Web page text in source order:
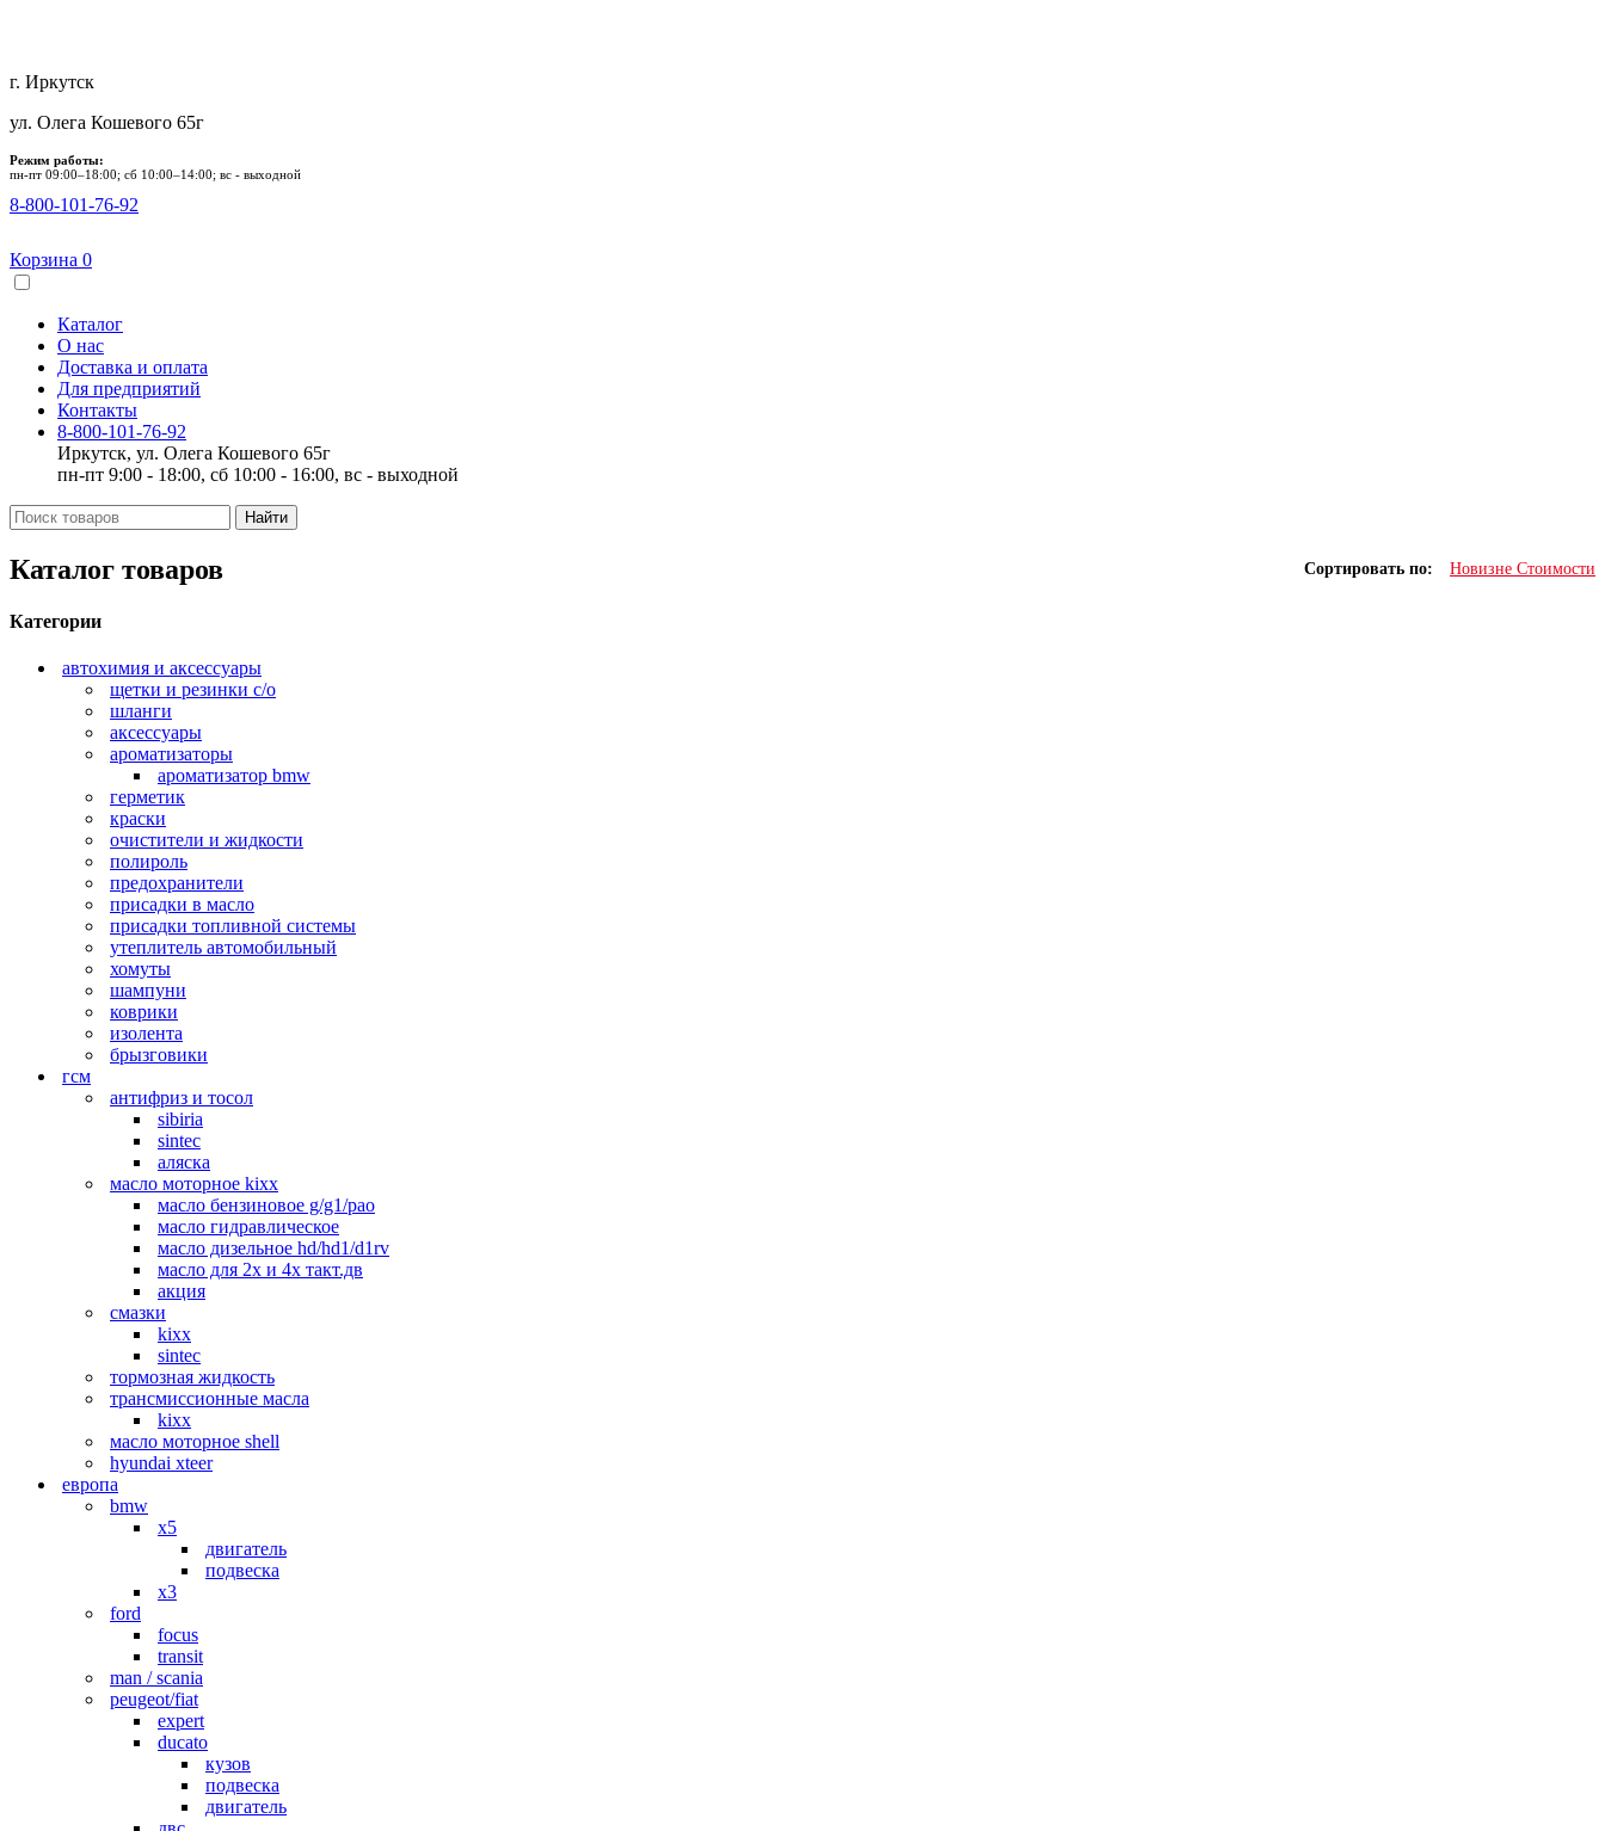
г. Иркутск
ул. Олега Кошевого 65г
Режим работы:
пн-пт 09:00–18:00; сб 10:00–14:00; вс - выходной
8-800-101-76-92
Корзина 0
Каталог
О нас
Доставка и оплата
Для предприятий
Контакты
8-800-101-76-92
Иркутск, ул. Олега Кошевого 65г
пн-пт 9:00 - 18:00, сб 10:00 - 16:00, вс - выходной
Каталог товаров Сортировать по: Новизне Стоимости
Категории
автохимия и аксессуары
щетки и резинки с/о
шланги
аксессуары
ароматизаторы
ароматизатор bmw
герметик
краски
очистители и жидкости
полироль
предохранители
присадки в масло
присадки топливной системы
утеплитель автомобильный
хомуты
шампуни
коврики
изолента
брызговики
гсм
антифриз и тосол
sibiria
sintec
аляска
масло моторное kixx
масло бензиновое g/g1/pao
масло гидравлическое
масло дизельное hd/hd1/d1rv
масло для 2х и 4х такт.дв
акция
смазки
kixx
sintec
тормозная жидкость
трансмиссионные масла
kixx
масло моторное shell
hyundai xteer
европа
bmw
x5
двигатель
подвеска
x3
ford
focus
transit
man / scania
peugeot/fiat
expert
ducato
кузов
подвеска
двигатель